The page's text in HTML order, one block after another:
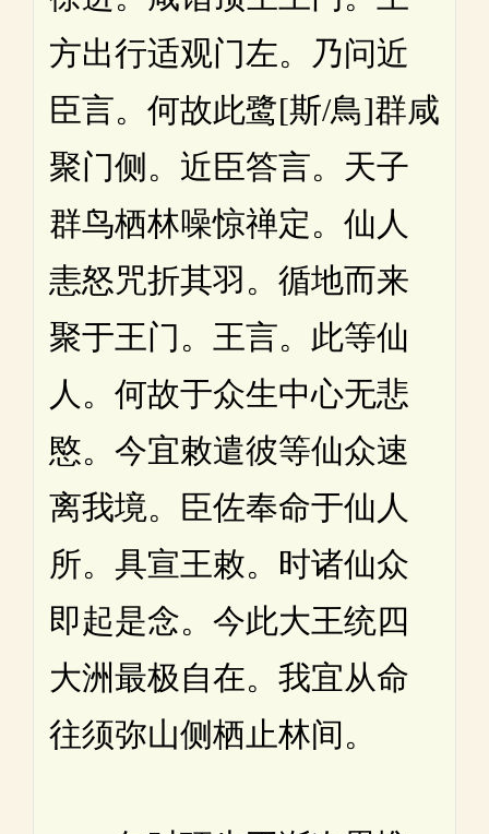
方出行适观门左。乃问近
臣言。何故此鹭[斯/鳥]群咸
聚门侧。近臣答言。天子
群鸟栖林噪惊禅定。仙人
恚怒咒折其羽。循地而来
聚于王门。王言。此等仙
人。何故于众生中心无悲
愍。今宜敕遣彼等仙众速
离我境。臣佐奉命于仙人
所。具宣王敕。时诸仙众
即起是念。今此大王统四
大洲最极自在。我宜从命
往须弥山侧栖止林间。